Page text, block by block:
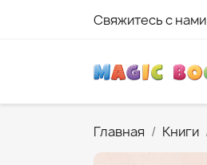
Свяжитесь с нами
Главная Книги